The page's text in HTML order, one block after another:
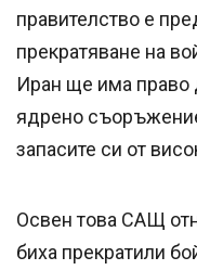
правителство е
прекратяване на
Иран ще има
ядрено
запасите си от
Освен това САЩ
биха прекратили